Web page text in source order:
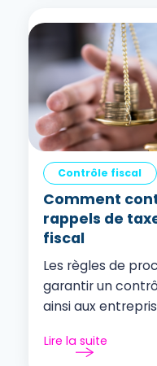
Contrôle fiscal
Comment
rappels de
fiscal
Les règles de
garantir un
ainsi aux
Lire la suite